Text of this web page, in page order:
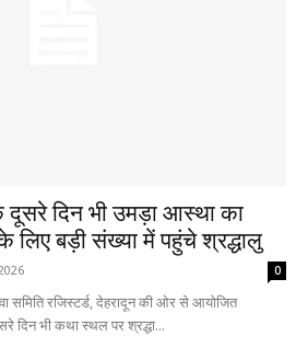
दूसरे दिन भी उमड़ा आस्था का
बड़ी संख्या में पहुंचे श्रद्धालु
0
समिति रजिस्टर्ड, देहरादून की ओर से आयोजित
दिन भी कथा स्थल पर श्रद्धा...